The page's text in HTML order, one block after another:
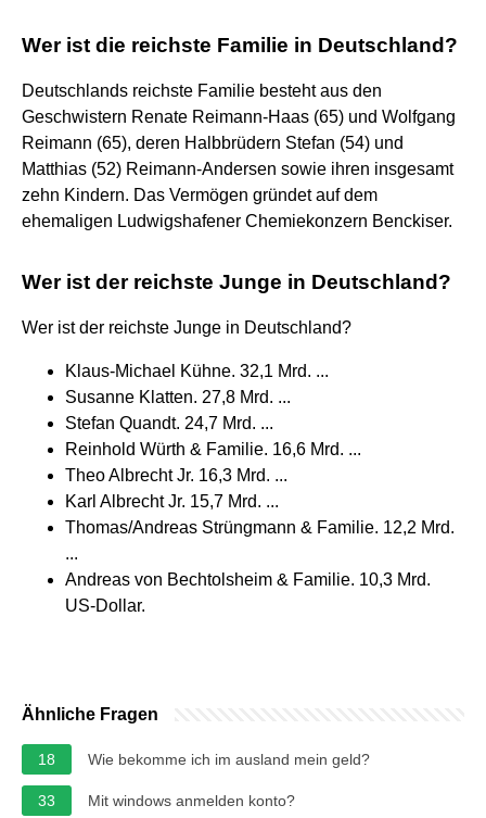
Wer ist die reichste Familie in Deutschland?
Deutschlands reichste Familie besteht aus den
Geschwistern Renate Reimann-Haas (65) und Wolfgang
Reimann (65), deren Halbbrüdern Stefan (54) und
Matthias (52) Reimann-Andersen sowie ihren insgesamt
zehn Kindern. Das Vermögen gründet auf dem
ehemaligen Ludwigshafener Chemiekonzern Benckiser.
Wer ist der reichste Junge in Deutschland?
Wer ist der reichste Junge in Deutschland?
Klaus-Michael Kühne. 32,1 Mrd. ...
Susanne Klatten. 27,8 Mrd. ...
Stefan Quandt. 24,7 Mrd. ...
Reinhold Würth & Familie. 16,6 Mrd. ...
Theo Albrecht Jr. 16,3 Mrd. ...
Karl Albrecht Jr. 15,7 Mrd. ...
Thomas/Andreas Strüngmann & Familie. 12,2 Mrd.
...
Andreas von Bechtolsheim & Familie. 10,3 Mrd.
US-Dollar.
Ähnliche Fragen
18 Wie bekomme ich im ausland mein geld?
33 Mit windows anmelden konto?